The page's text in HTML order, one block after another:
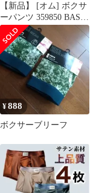
【新品】 [オム] ボクサ
ーパンツ 359850 BASIC
BOXER HO1 SIMON メ
ンズ ネイビー EU S (日
本サイズM相当) 1
¥888
ボクサーブリーフ